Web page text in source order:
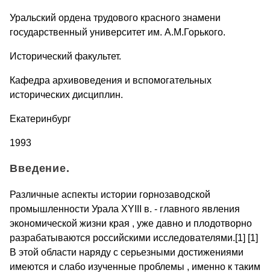
Уральский ордена трудового красного знамени
государственный университет им. А.М.Горького.
Исторический факультет.
Кафедра архивоведения и вспомогательных
исторических дисциплин.
Екатеринбург
1993
Введение.
Различные аспекты истории горнозаводской
промышленности Урала XYIII в. - главного явления
экономической жизни края , уже давно и плодотворно
разрабатываются российскими исследователями.[1] [1]
В этой области наряду с серьезными достижениями
имеются и слабо изученные проблемы , именно к таким